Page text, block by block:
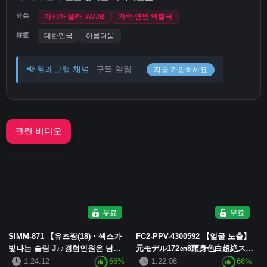
회원가입
分类 아시아 셀카 -AVJB 가족·연인 역할극
标签 대한민국 아름다움
📢 텔레그램 채널 구독 알림 지금 가입하세요
관련 비디오
무료
SIMM-871 【유즈짱(18)・섹스가
빛나는 슬림 J♪♪경험인원은 남자
친구만 있는 순결한 몸매! 그래도
1:24:12
66%
무료
FC2-PPV-4300592 【얼굴 노출】
元モデル172㎝8頭身色白超絶スレ
ンダー美bodyみかちゃん。 잠자
1:22:08
66%